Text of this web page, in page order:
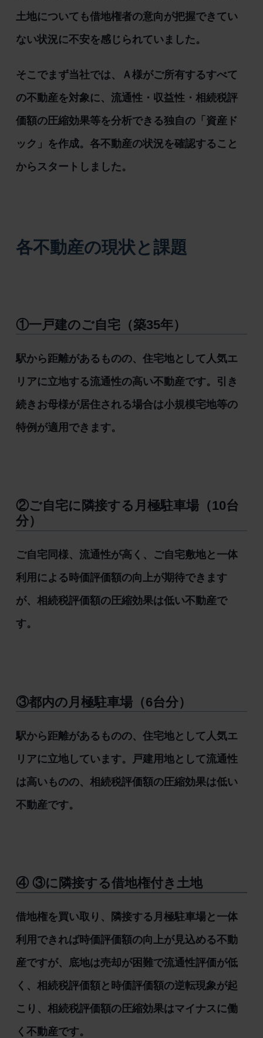
土地についても借地権者の意向が把握できてい
ない状況に不安を感じられていました。
そこでまず当社では、Ａ様がご所有するすべて
の不動産を対象に、流通性・収益性・相続税評
価額の圧縮効果等を分析できる独自の「資産ド
ック」を作成。各不動産の状況を確認すること
からスタートしました。
各不動産の現状と課題
①一戸建のご自宅（築35年）
駅から距離があるものの、住宅地として人気エ
リアに立地する流通性の高い不動産です。引き
続きお母様が居住される場合は小規模宅地等の
特例が適用できます。
②ご自宅に隣接する月極駐車場（10台
分）
ご自宅同様、流通性が高く、ご自宅敷地と一体
利用による時価評価額の向上が期待できます
が、相続税評価額の圧縮効果は低い不動産で
す。
③都内の月極駐車場（6台分）
駅から距離があるものの、住宅地として人気エ
リアに立地しています。戸建用地として流通性
は高いものの、相続税評価額の圧縮効果は低い
不動産です。
④ ③に隣接する借地権付き土地
借地権を買い取り、隣接する月極駐車場と一体
利用できれば時価評価額の向上が見込める不動
産ですが、底地は売却が困難で流通性評価が低
く、相続税評価額と時価評価額の逆転現象が起
こり、相続税評価額の圧縮効果はマイナスに働
く不動産です。